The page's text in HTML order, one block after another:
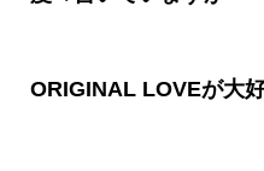
ORIGINAL LOVEが大